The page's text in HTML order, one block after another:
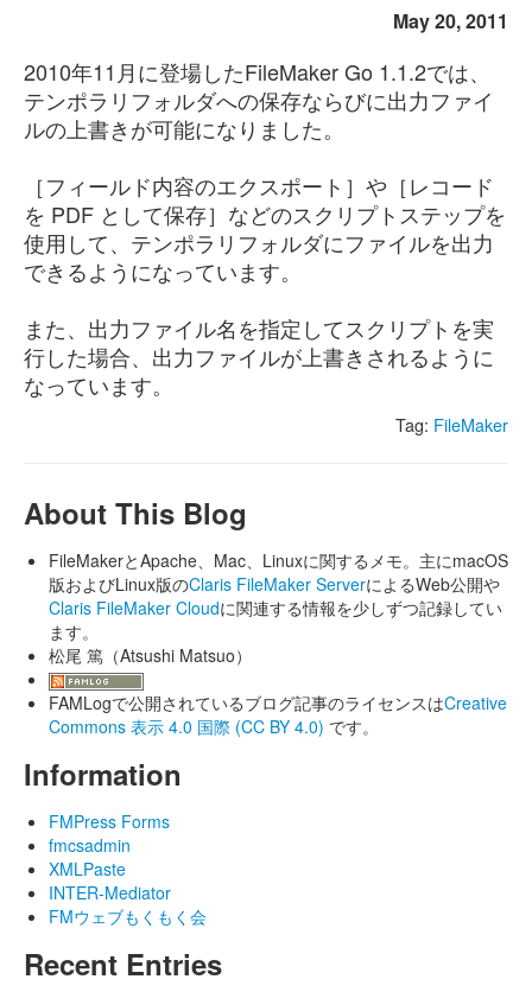
May 20, 2011
2010年11月に登場したFileMaker Go 1.1.2では、
テンポラリフォルダへの保存ならびに出力ファイ
ルの上書きが可能になりました。
［フィールド内容のエクスポート］や［レコード
を PDF として保存］などのスクリプトステップを
使用して、テンポラリフォルダにファイルを出力
できるようになっています。
また、出力ファイル名を指定してスクリプトを実
行した場合、出力ファイルが上書きされるように
なっています。
Tag: FileMaker
About This Blog
FileMakerとApache、Mac、Linuxに関するメモ。主にmacOS
版およびLinux版のClaris FileMaker ServerによるWeb公開や
Claris FileMaker Cloudに関連する情報を少しずつ記録してい
ます。
松尾 篤（Atsushi Matsuo）
FAMLogで公開されているブログ記事のライセンスはCreative
Commons 表示 4.0 国際 (CC BY 4.0) です。
Information
FMPress Forms
fmcsadmin
XMLPaste
INTER-Mediator
FMウェブもくもく会
Recent Entries